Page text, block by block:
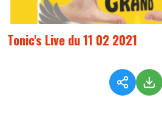
Tonic's Live du 11 02 2021